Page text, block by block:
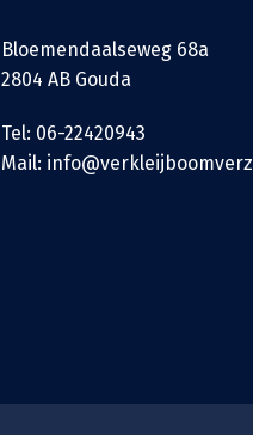
Bloemendaalseweg 68a
2804 AB Gouda
Tel: 06-22420943
Mail: